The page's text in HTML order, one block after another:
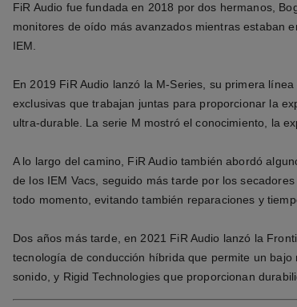
FiR Audio fue fundada en 2018 por dos hermanos,
monitores de oído más avanzados mientras estaban
IEM.
En 2019 FiR Audio lanzó la M-Series, su primera
exclusivas que trabajan juntas para proporcionar la
ultra-durable. La serie M mostró el conocimiento, la
A lo largo del camino, FiR Audio también abordó
de los IEM Vacs, seguido más tarde por los
todo momento, evitando también reparaciones y
Dos años más tarde, en 2021 FiR Audio lanzó la
tecnología de conducción híbrida que permite un
sonido, y Rigid Technologies que proporcionan